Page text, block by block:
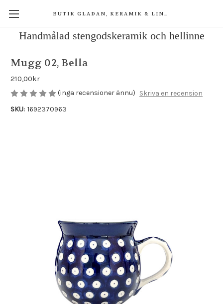
BUTIK GLADAN, KERAMIK & LINNE
Handmålad stengodskeramik och hellinne
Mugg 02, Bella
210,00kr
(inga recensioner ännu) Skriva en recension
SKU: 1692370963